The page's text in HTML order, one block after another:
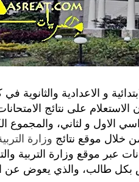
و الاعدادية والثانوية
الاستعلام على نتائج
الاول و لثاني، والمجموع
خلال موقع نتائج وزارة
عبر موقع وزارة التربية
الجلوس الخاص بكل طالب، والذي